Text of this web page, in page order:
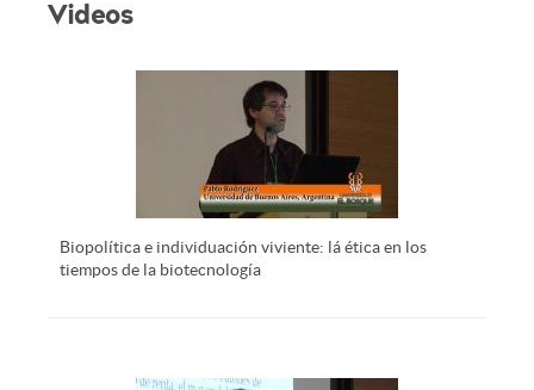
Videos
Biopolítica e individuación viviente: lá ética en los
tiempos de la biotecnología